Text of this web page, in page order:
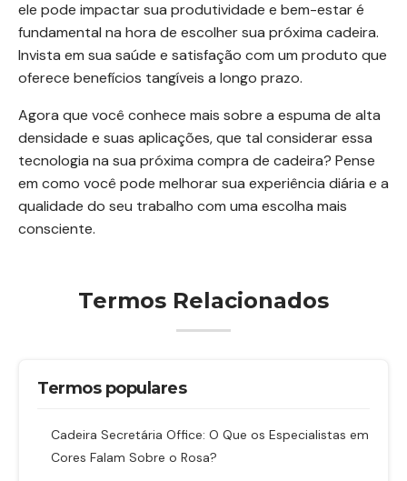
ele pode impactar sua produtividade e bem-estar é
fundamental na hora de escolher sua próxima cadeira.
Invista em sua saúde e satisfação com um produto que
oferece benefícios tangíveis a longo prazo.
Agora que você conhece mais sobre a espuma de alta
densidade e suas aplicações, que tal considerar essa
tecnologia na sua próxima compra de cadeira? Pense
em como você pode melhorar sua experiência diária e a
qualidade do seu trabalho com uma escolha mais
consciente.
Termos Relacionados
Termos populares
Cadeira Secretária Office: O Que os Especialistas em
Cores Falam Sobre o Rosa?